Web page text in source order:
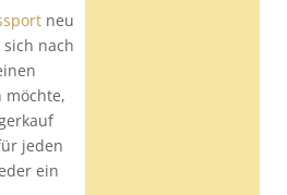
neu
nach
möchte,
jeden
ein